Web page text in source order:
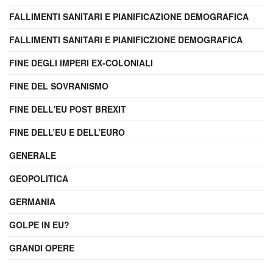
FALLIMENTI SANITARI E PIANIFICAZIONE DEMOGRAFICA
FALLIMENTI SANITARI E PIANIFICZIONE DEMOGRAFICA
FINE DEGLI IMPERI EX-COLONIALI
FINE DEL SOVRANISMO
FINE DELL'EU POST BREXIT
FINE DELL’EU E DELL’EURO
GENERALE
GEOPOLITICA
GERMANIA
GOLPE IN EU?
GRANDI OPERE